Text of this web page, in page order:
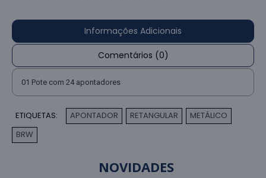
Informações Adicionais
Comentários (0)
01 Pote com 24 apontadores
ETIQUETAS: APONTADOR RETANGULAR METÁLICO
BRW
NOVIDADES